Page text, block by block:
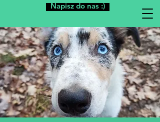
Napisz do nas :)